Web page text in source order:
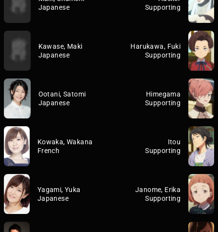
Japanese
Supporting
Kawase, Maki
Japanese
Harukawa, Fuki
Supporting
Ootani, Satomi
Japanese
Himegama
Supporting
Kowaka, Wakana
French
Itou
Supporting
Yagami, Yuka
Japanese
Janome, Erika
Supporting